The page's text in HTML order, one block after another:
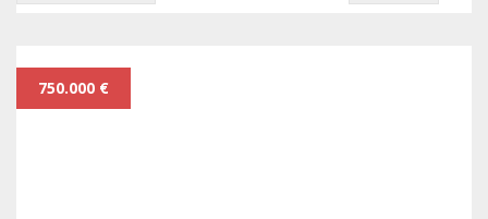
750.000 €